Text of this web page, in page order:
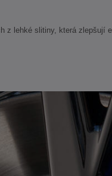
z lehké slitiny, která zlepšují